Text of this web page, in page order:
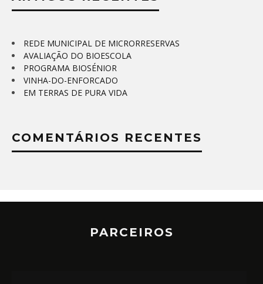
REDE MUNICIPAL DE MICRORRESERVAS
AVALIAÇÃO DO BIOESCOLA
PROGRAMA BIOSÉNIOR
VINHA-DO-ENFORCADO
EM TERRAS DE PURA VIDA
COMENTÁRIOS RECENTES
PARCEIROS